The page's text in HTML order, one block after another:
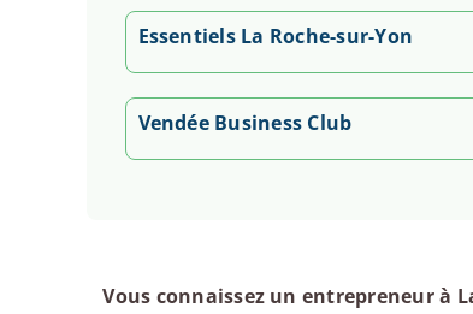
Essentiels La Roche-sur-Yon
Vendée Business Club
Vous connaissez un entrepreneur à